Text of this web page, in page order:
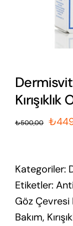
₺500,00 ₺
Kategoriler:
Etiketler:
Göz Çevresi
Bakım,